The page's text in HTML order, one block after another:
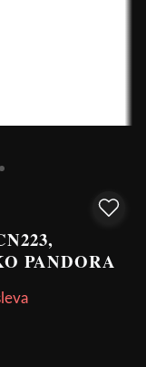
PANDORA